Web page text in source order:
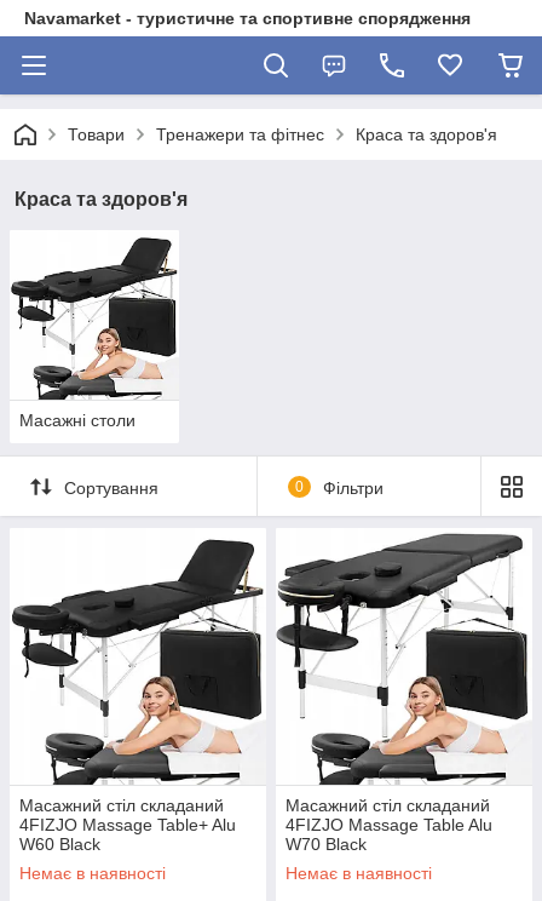
Navamarket - туристичне та спортивне спорядження
Товари Тренажери та фітнес Краса та здоров'я
Краса та здоров'я
Масажні столи
Сортування 0 Фільтри
Масажний стіл складаний
4FIZJO Massage Table+ Alu
W60 Black
Немає в наявності
Масажний стіл складаний
4FIZJO Massage Table Alu
W70 Black
Немає в наявності